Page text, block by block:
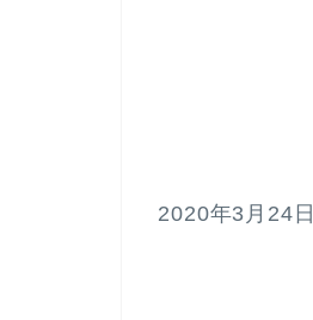
2020年3月24日